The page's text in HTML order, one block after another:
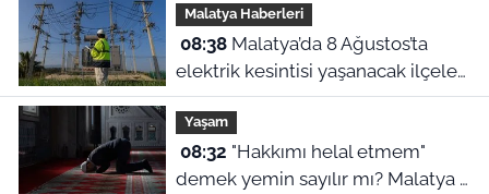
Malatya Haberleri
08:38Malatya’da 8 Ağustos’ta
elektrik kesintisi yaşanacak ilçeler
ve mahalleler
Yaşam
08:32
demek yemin sayılır mı? Malatya 8